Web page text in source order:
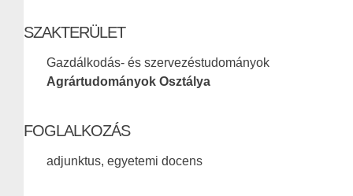
SZAKTERÜLET
Gazdálkodás- és szervezéstudományok
Agrártudományok Osztálya
FOGLALKOZÁS
adjunktus, egyetemi docens